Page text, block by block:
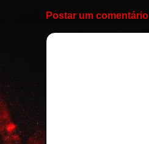
Postar um comentário